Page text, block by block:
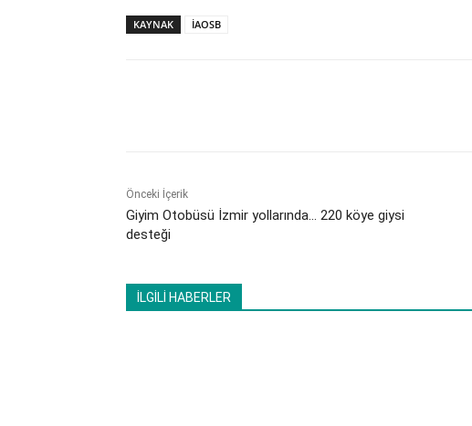
KAYNAK İAOSB
Önceki İçerik
Giyim Otobüsü İzmir yollarında… 220 köye giysi
desteği
İLGİLİ HABERLER